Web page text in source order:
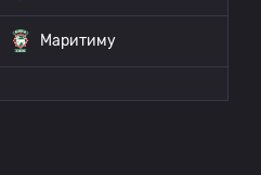
Маритиму